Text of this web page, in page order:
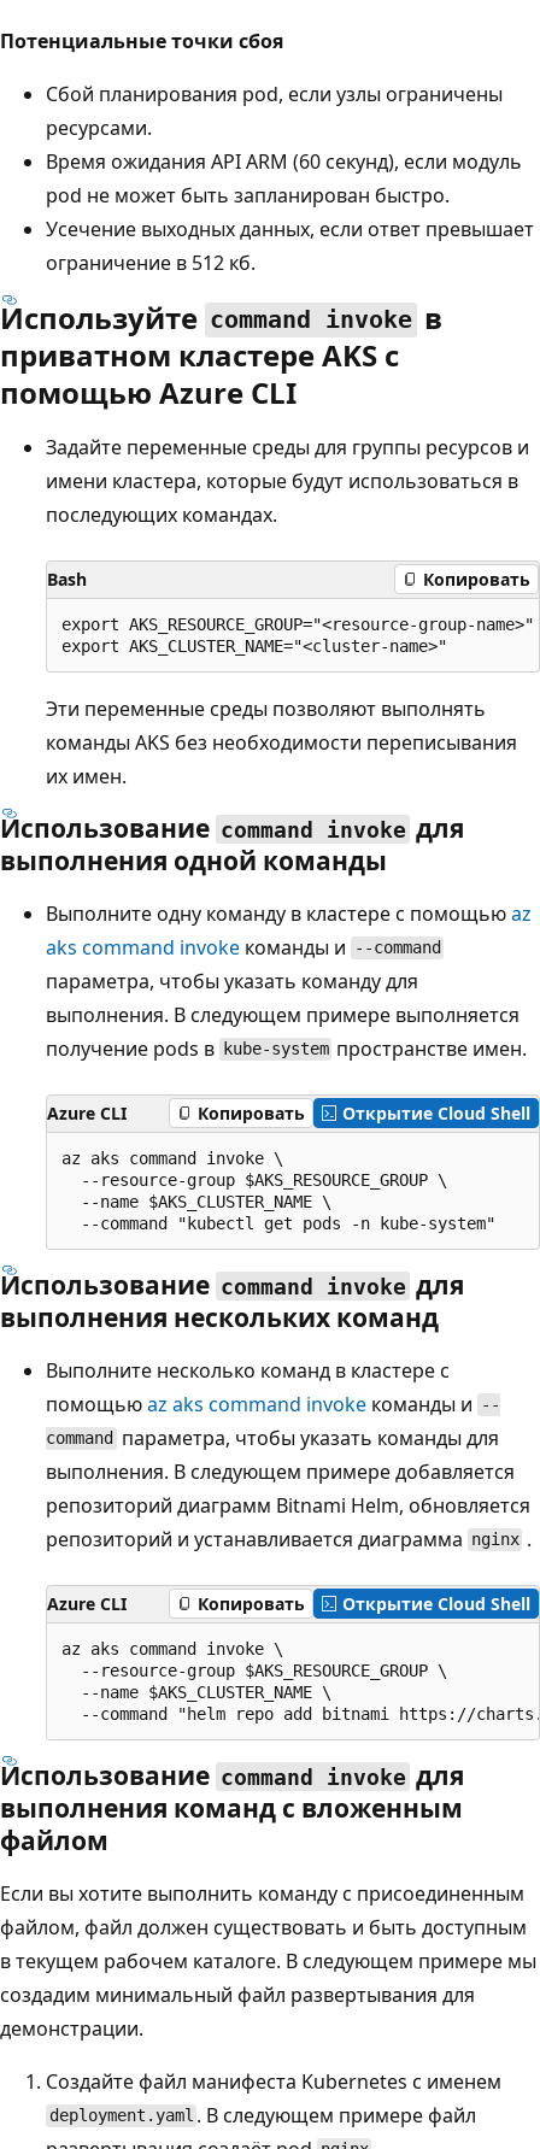
Потенциальные точки сбоя
Сбой планирования pod, если узлы ограничены
ресурсами.
Время ожидания API ARM (60 секунд), если модуль
pod не может быть запланирован быстро.
Усечение выходных данных, если ответ превышает
ограничение в 512 кб.
Используйте command invoke в
приватном кластере AKS с
помощью Azure CLI
Задайте переменные среды для группы ресурсов и
имени кластера, которые будут использоваться в
последующих командах.
Bash Копировать
export AKS_RESOURCE_GROUP="<resource-group-name>"
Эти переменные среды позволяют выполнять
команды AKS без необходимости переписывания
их имен.
Использование command invoke для
выполнения одной команды
Выполните одну команду в кластере с помощьюaz
aks command invoke команды и --command
параметра, чтобы указать команду для
выполнения. В следующем примере выполняется
получение pods в
kube-system пространстве имен.
Azure CLI Копировать Открытие Cloud Shell
az aks command invoke \
  --resource-group $AKS_RESOURCE_GROUP \
  --name $AKS_CLUSTER_NAME \
Использование command invoke для
выполнения нескольких команд
Выполните несколько команд в кластере с
помощьюaz aks command invoke команды и
--
command
параметра, чтобы указать команды для
выполнения. В следующем примере добавляется
репозиторий диаграмм Bitnami Helm, обновляется
репозиторий и устанавливается диаграмма nginx .
Azure CLI Копировать Открытие Cloud Shell
az aks command invoke \
  --resource-group $AKS_RESOURCE_GROUP \
  --name $AKS_CLUSTER_NAME \
Использование command invoke для
выполнения команд с вложенным
файлом
Если вы хотите выполнить команду с присоединенным
файлом, файл должен существовать и быть доступным
в текущем рабочем каталоге. В следующем примере мы
создадим минимальный файл развертывания для
демонстрации.
Создайте файл манифеста Kubernetes с именем
deployment.yaml . В следующем примере файл